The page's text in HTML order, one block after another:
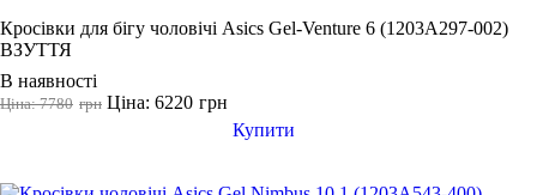
Кросівки для бігу чоловічі Asics Gel-Venture 6 (1203A297-002)
ВЗУТТЯ
В наявності
грн
Ціна: 7780 грн
Ціна: 6220
Купити